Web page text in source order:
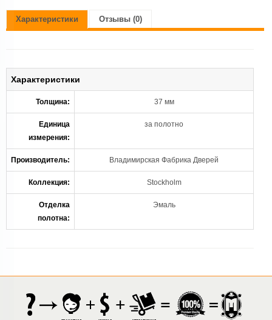
Характеристики Отзывы (0)
Характеристики
Толщина: 37 мм
Единица
измерения:
за полотно
Производитель: Владимирская Фабрика Дверей
Коллекция: Stockholm
Отделка
полотна:
Эмаль